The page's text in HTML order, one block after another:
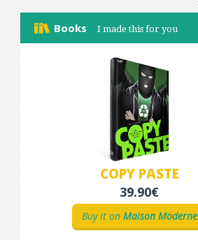
Books I made this for you
COPY PASTE
39.90€
Buy it on Maison Moderne